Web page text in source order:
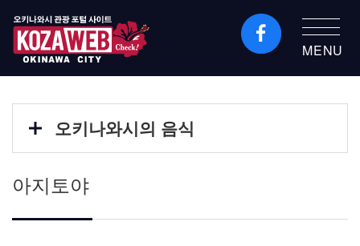
오키나와시 관광 포털
MENU
오키나와시의 음식
아지토야